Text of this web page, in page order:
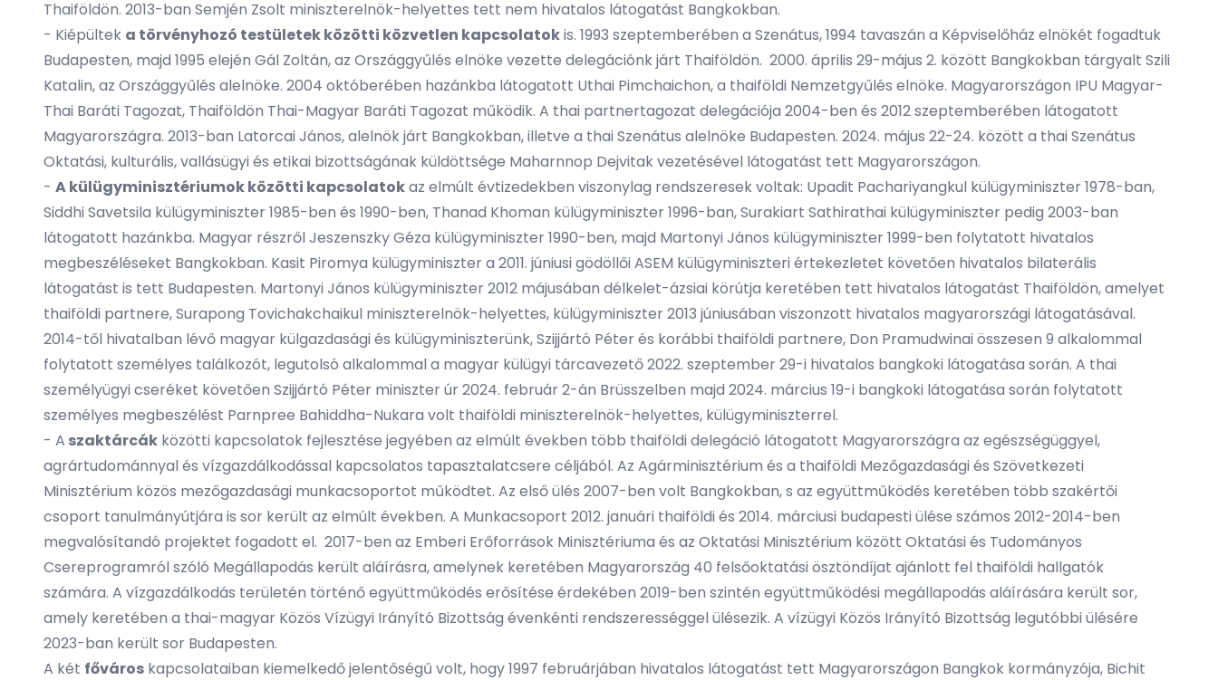
Thaiföldön. 2013-ban Semjén Zsolt miniszterelnök-helyettes tett nem hivatalos látogatást Bangkokban.
- Kiépültek a törvényhozó testületek közötti közvetlen kapcsolatokis. 1993 szeptemberében a Szenátus, 1994 tavaszán a Képviselőház elnökét fogadtuk
Budapesten, majd 1995 elején Gál Zoltán, az Országgyűlés elnöke vezette delegációnk járt Thaiföldön. 2000. április 29-május 2. között Bangkokban tárgyalt Szili
Katalin, az Országgyűlés alelnöke. 2004 októberében hazánkba látogatott Uthai Pimchaichon, a thaiföldi Nemzetgyűlés elnöke. Magyarországon IPU Magyar-
Thai Baráti Tagozat, Thaiföldön Thai-Magyar Baráti Tagozat működik. A thai partnertagozat delegációja 2004-ben és 2012 szeptemberében látogatott
Magyarországra. 2013-ban Latorcai János, alelnök járt Bangkokban, illetve a thai Szenátus alelnöke Budapesten. 2024. május 22-24. között a thai Szenátus
Oktatási, kulturális, vallásügyi és etikai bizottságának küldöttsége Maharnnop Dejvitak vezetésével látogatást tett Magyarországon.
- A külügyminisztériumok közötti kapcsolatokaz elmúlt évtizedekben viszonylag rendszeresek voltak: Upadit Pachariyangkul külügyminiszter 1978-ban,
Siddhi Savetsila külügyminiszter 1985-ben és 1990-ben, Thanad Khoman külügyminiszter 1996-ban, Surakiart Sathirathai külügyminiszter pedig 2003-ban
látogatott hazánkba. Magyar részről Jeszenszky Géza külügyminiszter 1990-ben, majd Martonyi János külügyminiszter 1999-ben folytatott hivatalos
megbeszéléseket Bangkokban. Kasit Piromya külügyminiszter a 2011. júniusi gödöllői ASEM külügyminiszteri értekezletet követően hivatalos bilaterális
látogatást is tett Budapesten. Martonyi János külügyminiszter 2012 májusában délkelet-ázsiai körútja keretében tett hivatalos látogatást Thaiföldön, amelyet
thaiföldi partnere, Surapong Tovichakchaikul miniszterelnök-helyettes, külügyminiszter 2013 júniusában viszonzott hivatalos magyarországi látogatásával.
2014-től hivatalban lévő magyar külgazdasági és külügyminiszterünk, Szijjártó Péter és korábbi thaiföldi partnere, Don Pramudwinai összesen 9 alkalommal
folytatott személyes találkozót, legutolsó alkalommal a magyar külügyi tárcavezető 2022. szeptember 29-i hivatalos bangkoki látogatása során. A thai
személyügyi cseréket követően Szijjártó Péter miniszter úr 2024. február 2-án Brüsszelben majd 2024. március 19-i bangkoki látogatása során folytatott
személyes megbeszélést Parnpree Bahiddha-Nukara volt thaiföldi miniszterelnök-helyettes, külügyminiszterrel.
- A szaktárcák közötti kapcsolatok fejlesztése jegyében az elmúlt években több thaiföldi delegáció látogatott Magyarországra az egészségüggyel,
agrártudománnyal és vízgazdálkodással kapcsolatos tapasztalatcsere céljából. Az Agárminisztérium és a thaiföldi Mezőgazdasági és Szövetkezeti
Minisztérium közös mezőgazdasági munkacsoportot működtet. Az első ülés 2007-ben volt Bangkokban, s az együttműködés keretében több szakértői
csoport tanulmányútjára is sor került az elmúlt években. A Munkacsoport 2012. januári thaiföldi és 2014. márciusi budapesti ülése számos 2012-2014-ben
megvalósítandó projektet fogadott el. 2017-ben az Emberi Erőforrások Minisztériuma és az Oktatási Minisztérium között Oktatási és Tudományos
Csereprogramról szóló Megállapodás került aláírásra, amelynek keretében Magyarország 40 felsőoktatási ösztöndíjat ajánlott fel thaiföldi hallgatók
számára. A vízgazdálkodás területén történő együttműködés erősítése érdekében 2019-ben szintén együttműködési megállapodás aláírására került sor,
amely keretében a thai-magyar Közös Vízügyi Irányító Bizottság évenkénti rendszerességgel ülésezik. A vízügyi Közös Irányító Bizottság legutóbbi ülésére
2023-ban került sor Budapesten.
A két főváros kapcsolataiban kiemelkedő jelentőségű volt, hogy 1997 februárjában hivatalos látogatást tett Magyarországon Bangkok kormányzója, Bichit